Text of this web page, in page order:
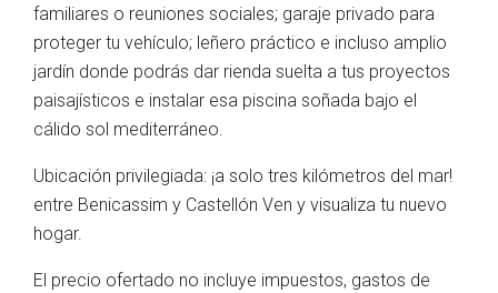
familiares o reuniones sociales; garaje privado para
proteger tu vehículo; leñero práctico e incluso amplio
jardín donde podrás dar rienda suelta a tus proyectos
paisajísticos e instalar esa piscina soñada bajo el
cálido sol mediterráneo.
Ubicación privilegiada: ¡a solo tres kilómetros del mar!
entre Benicassim y Castellón Ven y visualiza tu nuevo
hogar.
El precio ofertado no incluye impuestos, gastos de